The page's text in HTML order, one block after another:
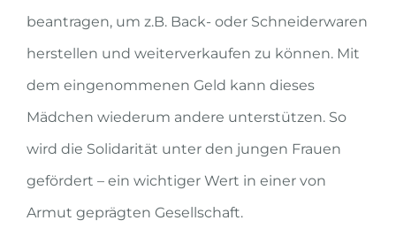
beantragen, um z.B. Back- oder Schneiderwaren
herstellen und weiterverkaufen zu können. Mit
dem eingenommenen Geld kann dieses
Mädchen wiederum andere unterstützen. So
wird die Solidarität unter den jungen Frauen
gefördert – ein wichtiger Wert in einer von
Armut geprägten Gesellschaft.